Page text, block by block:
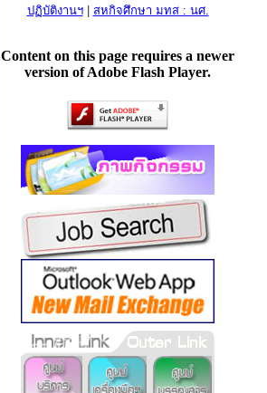
ปฏิบัติงานฯ| สหกิจศึกษา มทส : นศ.
Content on this page requires a newer
version of Adobe Flash Player.